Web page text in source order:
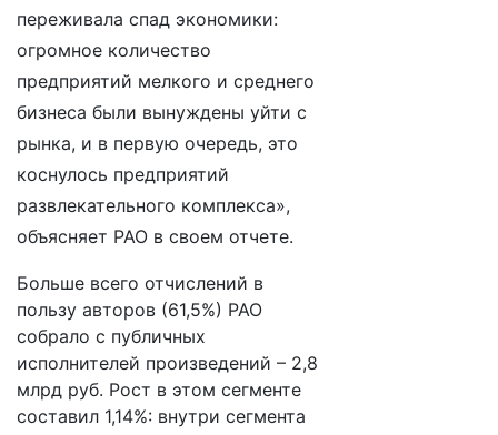
переживала спад экономики:
огромное количество
предприятий мелкого и среднего
бизнеса были вынуждены уйти с
рынка, и в первую очередь, это
коснулось предприятий
развлекательного комплекса»,
объясняет РАО в своем отчете.
Больше всего отчислений в
пользу авторов (61,5%) РАО
собрало с публичных
исполнителей произведений – 2,8
млрд руб. Рост в этом сегменте
составил 1,14%: внутри сегмента